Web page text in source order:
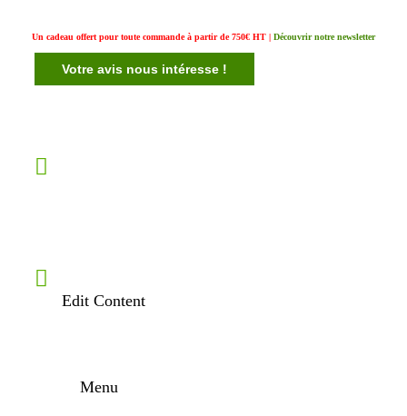
Un cadeau offert pour toute commande à partir de 750€ HT | Découvrir notre newsletter
Votre avis nous intéresse !
Edit Content
Menu